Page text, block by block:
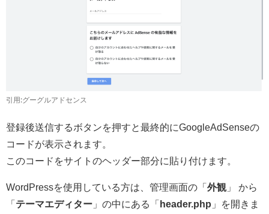
引用:グーグルアドセンス
登録後送信するボタンを押すと最終的にGoogleAdSenseの
コードが表示されます。
このコードをサイトのヘッダー部分に貼り付けます。
WordPressを使用している方は、管理画面の「 外観 」 から
「 テーマエディター 」の中にある「 header.php 」を開きま